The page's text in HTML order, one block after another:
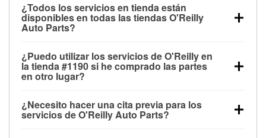
¿Todos los servicios en tienda están
disponibles en todas las tiendas O'Reilly
Auto Parts?
las pruebas de batería, pruebas de alternador y
motor de arranque, revisión de la luz “Check Engine”
con O'Reilly VeriScan® e instalación de
limpiaparabrisas o bombillas, están disponibles en
todas las tiendas O'Reilly Auto Parts. La tienda
¿Puedo utilizar los servicios de O'Reilly en
la tienda #1190 si he comprado las partes
en otro lugar?
de O'Reilly Auto Parts que estén disponibles en la
tienda #1190 de Berea, KY aunque hayas comprado
¿Necesito hacer una cita previa para los
servicios de O'Reilly Auto Parts?